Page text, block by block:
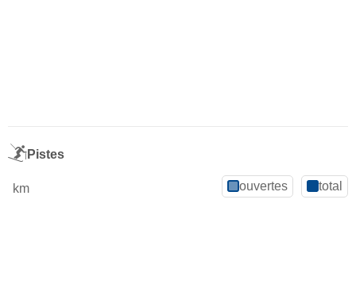
Pistes
km ouvertes total